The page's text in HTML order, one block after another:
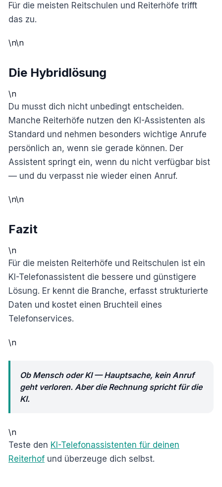
Für die meisten Reitschulen und Reiterhöfe trifft
das zu.
\n\n
Die Hybridlösung
\n
Du musst dich nicht unbedingt entscheiden.
Manche Reiterhöfe nutzen den KI-Assistenten als
Standard und nehmen besonders wichtige Anrufe
persönlich an, wenn sie gerade können. Der
Assistent springt ein, wenn du nicht verfügbar bist
— und du verpasst nie wieder einen Anruf.
\n\n
Fazit
\n
Für die meisten Reiterhöfe und Reitschulen ist ein
KI-Telefonassistent die bessere und günstigere
Lösung. Er kennt die Branche, erfasst strukturierte
Daten und kostet einen Bruchteil eines
Telefonservices.
\n
Ob Mensch oder KI — Hauptsache, kein Anruf
geht verloren. Aber die Rechnung spricht für die
KI.
\n
Teste den KI-Telefonassistenten für deinen
Reiterhof und überzeuge dich selbst.